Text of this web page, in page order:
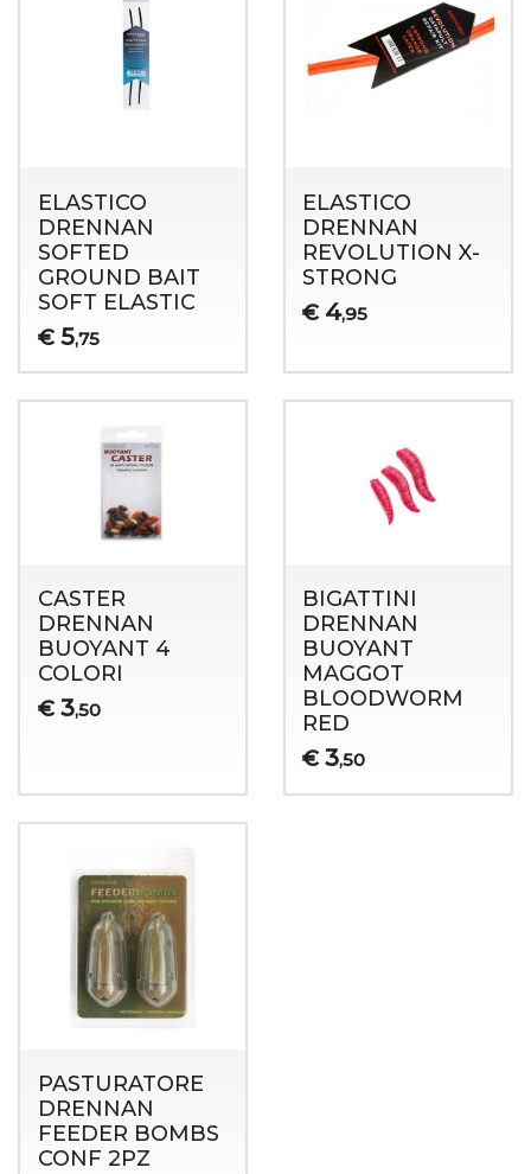
ELASTICO
DRENNAN
SOFTED
GROUND BAIT
SOFT ELASTIC
€ 5,75
ELASTICO
DRENNAN
REVOLUTION X-
STRONG
€ 4,95
CASTER
DRENNAN
BUOYANT 4
COLORI
€ 3,50
BIGATTINI
DRENNAN
BUOYANT
MAGGOT
BLOODWORM
RED
€ 3,50
PASTURATORE
DRENNAN
FEEDER BOMBS
CONF 2PZ